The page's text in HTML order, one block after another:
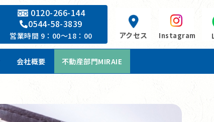
0120-266-144
0544-58-3839
営業時間 9：00～18：00 アクセス Instagram
会社概要 不動産部門MIRAIE